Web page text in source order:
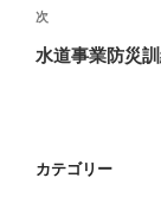
ビ
ゲ
ン
稿
次
の
次
水道事業防災
カテゴリー